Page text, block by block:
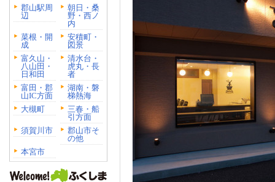
郡山駅周
辺
朝日・桑
野・西ノ
内
菜根・開
成
安積町・
図景
富久山・
八山田・
日和田
清水台・
虎丸・長
者
富田・郡
山IC方面
湖南・磐
梯熱海
大槻町
三春・船
引方面
須賀川市
郡山市そ
の他
本宮市